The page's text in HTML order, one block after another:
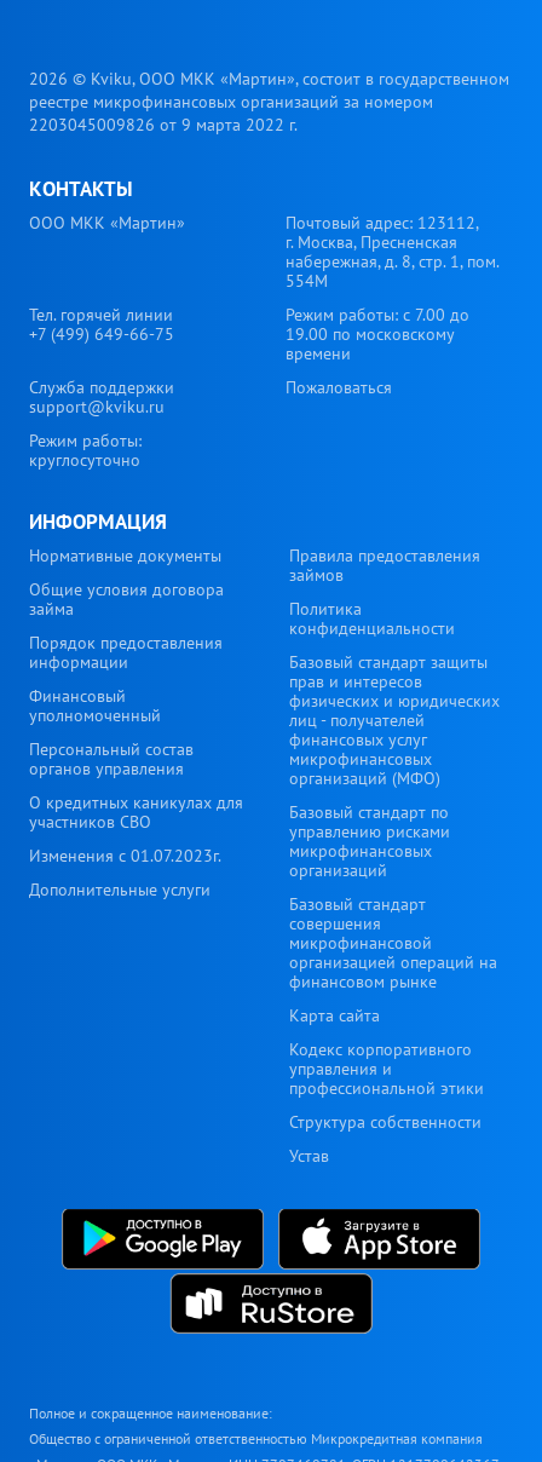
2026 © Kviku, ООО МКК «Мартин», состоит в государственном
реестре микрофинансовых организаций за номером
2203045009826 от 9 марта 2022 г.
КОНТАКТЫ
ООО МКК «Мартин»
Почтовый адрес: 123112,
г. Москва, Пресненская
набережная, д. 8, стр. 1, пом.
554М
Тел. горячей линии
+7 (499) 649-66-75
Режим работы: с 7.00 до
19.00 по московскому
времени
Служба поддержки
support@kviku.ru
Пожаловаться
Режим работы:
круглосуточно
ИНФОРМАЦИЯ
Нормативные документы
Общие условия договора
займа
Порядок предоставления
информации
Финансовый
уполномоченный
Персональный состав
органов управления
О кредитных каникулах для
участников СВО
Изменения с 01.07.2023г.
Дополнительные услуги
Правила предоставления
займов
Политика
конфиденциальности
Базовый стандарт защиты
прав и интересов
физических и юридических
лиц - получателей
финансовых услуг
микрофинансовых
организаций (МФО)
Базовый стандарт по
управлению рисками
микрофинансовых
организаций
Базовый стандарт
совершения
микрофинансовой
организацией операций на
финансовом рынке
Карта сайта
Кодекс корпоративного
управления и
профессиональной этики
Структура собственности
Устав
Полное и сокращенное наименование:
Общество с ограниченной ответственностью Микрокредитная компания